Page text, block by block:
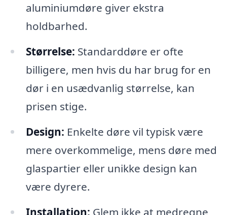
aluminiumdøre giver ekstra
holdbarhed.
Størrelse: Standarddøre er ofte
billigere, men hvis du har brug for en
dør i en usædvanlig størrelse, kan
prisen stige.
Design: Enkelte døre vil typisk være
mere overkommelige, mens døre med
glaspartier eller unikke design kan
være dyrere.
Installation: Glem ikke at medregne